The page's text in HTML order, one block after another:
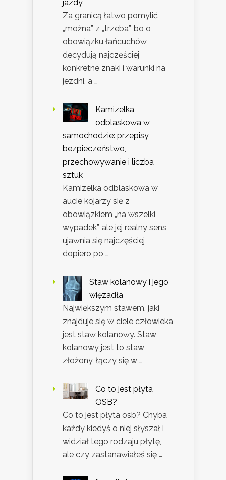
jazdy
Za granicą łatwo pomylić
„można” z „trzeba”, bo o
obowiązku łańcuchów
decydują najczęściej
konkretne znaki i warunki na
jezdni, a …
Kamizelka
odblaskowa w
samochodzie: przepisy,
bezpieczeństwo,
przechowywanie i liczba
sztuk
Kamizelka odblaskowa w
aucie kojarzy się z
obowiązkiem „na wszelki
wypadek”, ale jej realny sens
ujawnia się najczęściej
dopiero po …
Staw kolanowy i jego
więzadła
Największym stawem, jaki
znajduje się w ciele człowieka
jest staw kolanowy. Staw
kolanowy jest to staw
złożony, łączy się w …
Co to jest płyta
OSB?
Co to jest płyta osb? Chyba
każdy kiedyś o niej słyszał i
widział tego rodzaju płytę,
ale czy zastanawiałeś się …